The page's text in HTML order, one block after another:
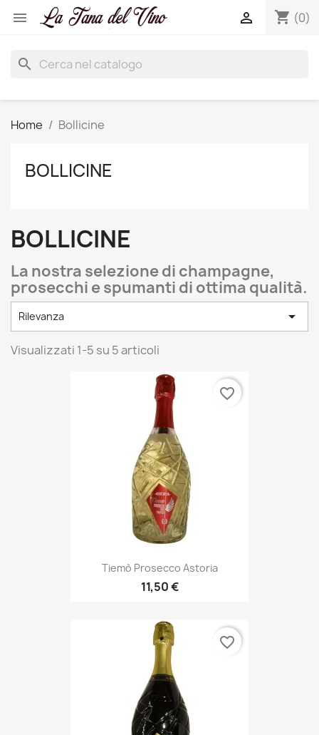
 shopping_cart (0)

search
Home Bollicine
BOLLICINE
BOLLICINE
La nostra selezione di champagne,
prosecchi e spumanti di ottima qualità.
Rilevanza 
Visualizzati 1-5 su 5 articoli
Tiemò Prosecco Astoria
11,50 €
favorite_border
favorite_border